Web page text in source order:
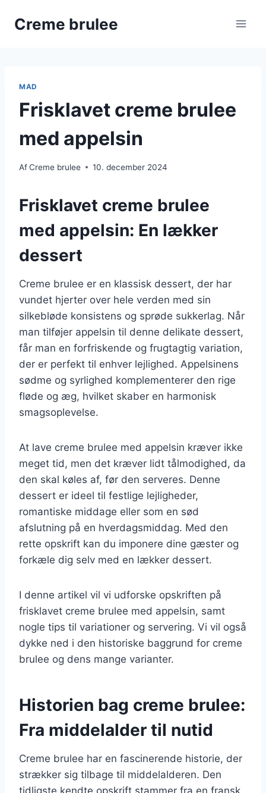
Creme brulee
MAD
Frisklavet creme brulee
med appelsin
AfCreme brulee 10. december 2024
Frisklavet creme brulee
med appelsin: En lækker
dessert
Creme brulee er en klassisk dessert, der har
vundet hjerter over hele verden med sin
silkebløde konsistens og sprøde sukkerlag. Når
man tilføjer appelsin til denne delikate dessert,
får man en forfriskende og frugtagtig variation,
der er perfekt til enhver lejlighed. Appelsinens
sødme og syrlighed komplementerer den rige
fløde og æg, hvilket skaber en harmonisk
smagsoplevelse.
At lave creme brulee med appelsin kræver ikke
meget tid, men det kræver lidt tålmodighed, da
den skal køles af, før den serveres. Denne
dessert er ideel til festlige lejligheder,
romantiske middage eller som en sød
afslutning på en hverdagsmiddag. Med den
rette opskrift kan du imponere dine gæster og
forkæle dig selv med en lækker dessert.
I denne artikel vil vi udforske opskriften på
frisklavet creme brulee med appelsin, samt
nogle tips til variationer og servering. Vi vil også
dykke ned i den historiske baggrund for creme
brulee og dens mange varianter.
Historien bag creme brulee:
Fra middelalder til nutid
Creme brulee har en fascinerende historie, der
strækker sig tilbage til middelalderen. Den
tidligste kendte opskrift stammer fra en fransk